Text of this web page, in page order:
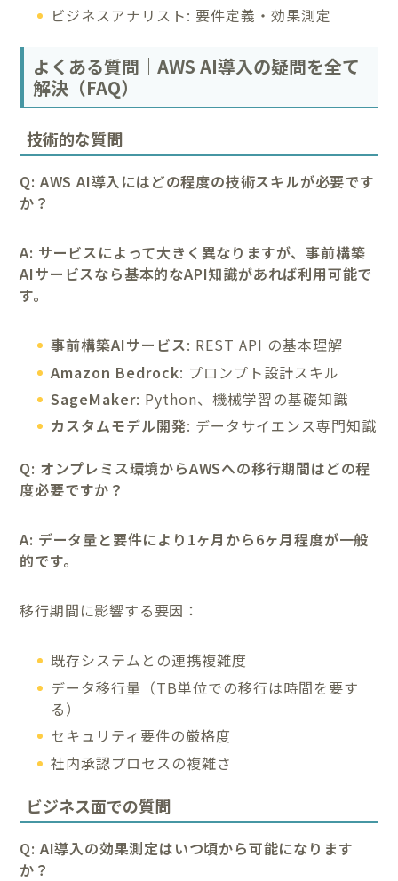
ビジネスアナリスト: 要件定義・効果測定
よくある質問｜AWS AI導入の疑問を全て
解決（FAQ）
技術的な質問
Q: AWS AI導入にはどの程度の技術スキルが必要です
か？
A: サービスによって大きく異なりますが、事前構築
AIサービスなら基本的なAPI知識があれば利用可能で
す。
事前構築AIサービス: REST API の基本理解
Amazon Bedrock: プロンプト設計スキル
SageMaker: Python、機械学習の基礎知識
カスタムモデル開発: データサイエンス専門知識
Q: オンプレミス環境からAWSへの移行期間はどの程
度必要ですか？
A: データ量と要件により1ヶ月から6ヶ月程度が一般
的です。
移行期間に影響する要因：
既存システムとの連携複雑度
データ移行量（TB単位での移行は時間を要す
る）
セキュリティ要件の厳格度
社内承認プロセスの複雑さ
ビジネス面での質問
Q: AI導入の効果測定はいつ頃から可能になります
か？